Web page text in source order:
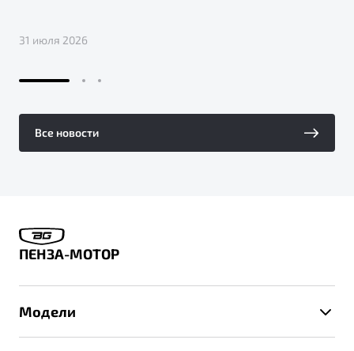
31 июля 2026
Все новости
ПЕНЗА-МОТОР
Модели